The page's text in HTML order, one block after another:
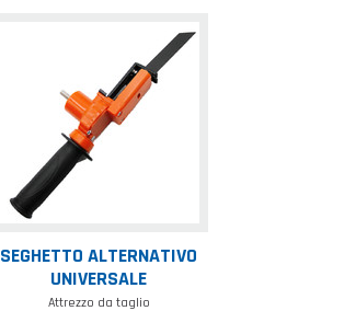
alternativo
universale
SEGHETTO ALTERNATIVO
UNIVERSALE
Attrezzo da taglio